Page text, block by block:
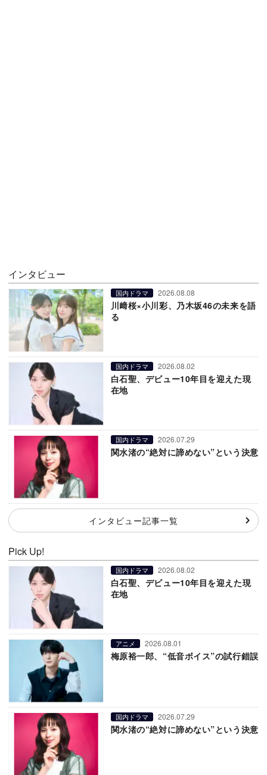
インタビュー
国内ドラマ 2026.08.08
川﨑桜×小川彩、乃木坂46の未来を語
る
国内ドラマ 2026.08.02
白石聖、デビュー10年目を迎えた現
在地
国内ドラマ 2026.07.29
関水渚の“絶対に諦めない”という決意
インタビュー記事一覧
Pick Up!
国内ドラマ 2026.08.02
白石聖、デビュー10年目を迎えた現
在地
アニメ 2026.08.01
梅原裕一郎、“低音ボイス”の試行錯誤
国内ドラマ 2026.07.29
関水渚の“絶対に諦めない”という決意